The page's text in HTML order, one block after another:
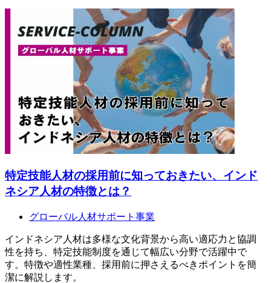
特定技能人材の採用前に知っておきたい、インド
ネシア人材の特徴とは？
グローバル人材サポート事業
インドネシア人材は多様な文化背景から高い適応力と協調
性を持ち、特定技能制度を通じて幅広い分野で活躍中で
す。特徴や適性業種、採用前に押さえるべきポイントを簡
潔に解説します。